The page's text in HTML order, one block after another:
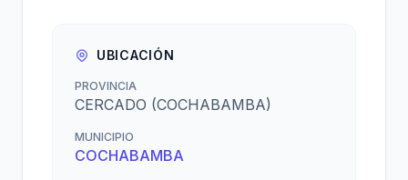
UBICACIÓN
PROVINCIA
CERCADO (COCHABAMBA)
MUNICIPIO
COCHABAMBA